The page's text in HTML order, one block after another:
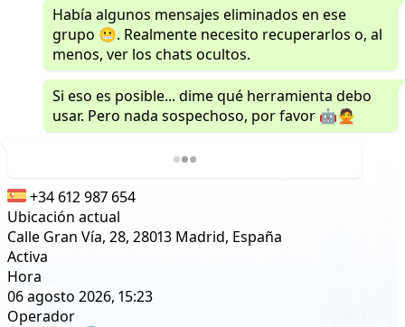
Había algunos mensajes eliminados en ese
grupo 😬. Realmente necesito recuperarlos o, al
menos, ver los chats ocultos.
Si eso es posible... dime qué herramienta debo
usar. Pero nada sospechoso, por favor 🤖🙅
+34 612 987 654
Ubicación actual
Calle Gran Vía, 28, 28013 Madrid, España
Activa
Hora
06 agosto 2026, 15:23
Operador